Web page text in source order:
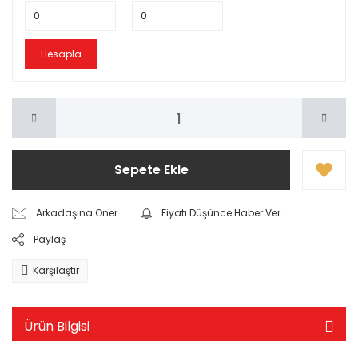
Hesapla
Sepete Ekle
Arkadaşına Öner
Fiyatı Düşünce Haber Ver
Paylaş
Karşılaştır
Ürün Bilgisi